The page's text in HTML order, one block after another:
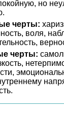
но
черты:
воля,
черты: